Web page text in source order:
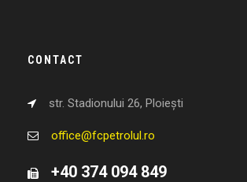
CONTACT
str. Stadionului 26, Ploiești
office@fcpetrolul.ro
+40 374 094 849